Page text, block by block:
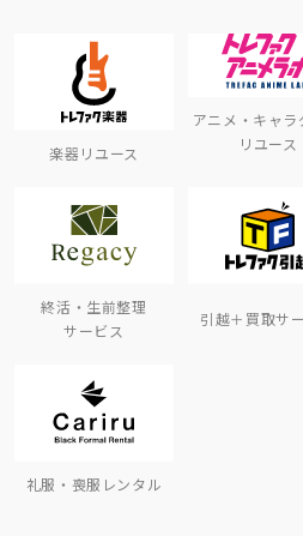
楽器リユース
アニメ・キャラ
リユース
終活・生前整理
サービス
引越＋買取サ
礼服・喪服レンタル